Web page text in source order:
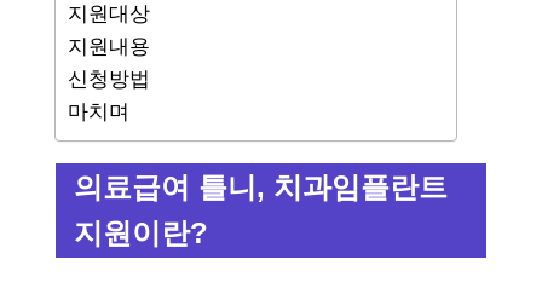
지원대상
지원내용
신청방법
마치며
의료급여 틀니, 치과임플란트
지원이란?